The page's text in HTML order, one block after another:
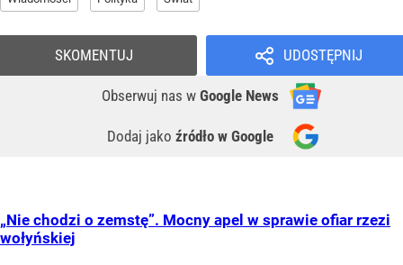
UDOSTĘPNIJ
Obserwuj nas w Google News
Dodaj jako źródło w Google
SKOMENTUJ
„Nie chodzi o zemstę”. Mocny apel w sprawie ofiar rzezi
wołyńskiej